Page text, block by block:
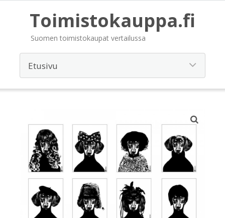
Toimistokauppa.fi
Suomen toimistokaupat vertailussa